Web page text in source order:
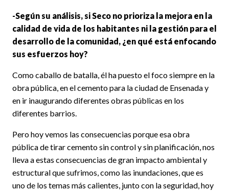
-Según su análisis, si Seco no prioriza la mejora en la
calidad de vida de los habitantes ni la gestión para el
desarrollo de la comunidad, ¿en qué está enfocando
sus esfuerzos hoy?
Como caballo de batalla, él ha puesto el foco siempre en la
obra pública, en el cemento para la ciudad de Ensenada y
en ir inaugurando diferentes obras públicas en los
diferentes barrios.
Pero hoy vemos las consecuencias porque esa obra
pública de tirar cemento sin control y sin planificación, nos
lleva a estas consecuencias de gran impacto ambiental y
estructural que sufrimos, como las inundaciones, que es
uno de los temas más calientes, junto con la seguridad, hoy